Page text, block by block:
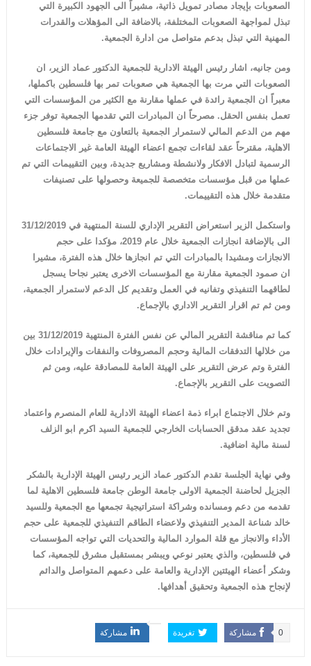
الصعوبات بإيجاد مصادر تمويل ذاتية، مشيراً الى الجهود الكبيرة التي
تبذل لمواجهة الصعوبات المختلفة، بالاضافة الى المؤهلات والقدرات
المهنية التي تبذل بدعم متواصل من ادارة الجمعية.
ومن جانيه، اشار رئيس الهيئة الادارية للجمعية الدكتور عماد الزير، ان
الصعوبات التي مرت بها الجمعية هي صعوبات تمر بها فلسطين باكملها،
معبراً ان الجمعية رائدة في عملها مقارنة مع الكثير من المؤسسات التي
تعمل بنفس الحقل. مصرحاً ان المبادرات التي تقدمها الجمعية توفر جزء
مهم من الدعم المالي لاستمرار الجمعية بالتعاون مع جامعة فلسطين
الاهلية، مقترحاً عقد لقاءات تجمع اعضاء الهيئة العامة غير الاجتماعات
الرسمية لتبادل الافكار ولانشطة ومشاريع جديدة، وبين التقييمات التي تم
عملها من قبل مؤسسات متخصصة للجميعة وحصولها على تصنيفات
متقدمة خلال هذه التقييمات.
واستكمل
الزير استعراض التقرير الإداري للسنة المنتهية في 31/12/2019
الى بالإضافة انجازات الجمعية خلال عام 2019، مؤكدا على حجم
الانجازات ومشيدا بالمبادرات التي تم انجازها خلال هذه الفترة، مشيرا
ان صمود الجمعية مقارنة مع المؤسسات الاخرى يعتبر نجاحا يسجل
لطاقهما التنفيذي وتفانيه في العمل وتقديم كل الدعم لاستمرار الجمعية،
ومن ثم تم اقرار التقرير الاداري بالإجماع.
كما تم مناقشة التقرير المالي عن نفس الفترة المنتهية 31/12/ 2019
بين
من خلالها التدفقات المالية وحجم المصروفات والنفقات والإيرادات خلال
الفترة وتم عرض التقرير على الهيئة العامة للمصادقة عليه، ومن ثم
التصويت على التقرير بالإجماع.
وتم خلال الاجتماع ابراء ذمة اعضاء الهيئة الادارية للعام المنصرم واعتماد
تجديد عقد مدقق الحسابات الخارجي للجمعية السيد اكرم ابو الزلف
لسنة مالية اضافية.
وفي نهاية الجلسة تقدم الدكتور عماد الزير رئيس الهيئة الإدارية بالشكر
الجزيل لحاضنة الجمعية الاولى جامعة الوطن جامعة فلسطين الاهلية لما
تقدمه من دعم ومسانده وشراكة استراتيجية تجمعها مع الجمعية وللسيد
خالد شناعة المدير التنفيذي ولاعضاء الطاقم التنفيذي للجمعية على حجم
الأداء والانجاز مع قلة الموارد المالية والتحديات التي تواجه المؤسسات
في فلسطين، والذي يعتبر نوعي ويبشر بمستقبل مشرق للجمعية، كما
وشكر أعضاء الهيئتين الإدارية والعامة على دعمهم المتواصل والدائم
لإنجاح هذه الجمعية وتحقيق أهدافها.
مشاركة 0 تغريدة مشاركة